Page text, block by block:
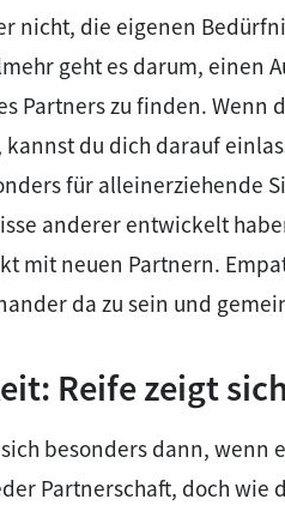
nicht, die eigenen
geht es darum, einen
Partners zu finden. Wenn
du dich darauf
für alleinerziehende
anderer entwickelt
mit neuen Partnern.
da zu sein und
Reife zeigt
besonders dann, wenn
Partnerschaft, doch wie